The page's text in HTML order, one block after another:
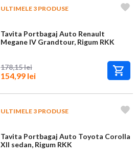
ULTIMELE 3 PRODUSE
Tavita Portbagaj Auto Renault
Megane IV Grandtour, Rigum RKK
178,15 lei
154,99 lei
ULTIMELE 3 PRODUSE
Tavita Portbagaj Auto Toyota Corolla
XII sedan, Rigum RKK